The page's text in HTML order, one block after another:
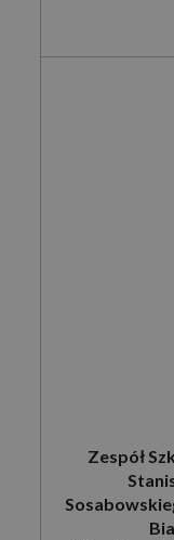
Zespół